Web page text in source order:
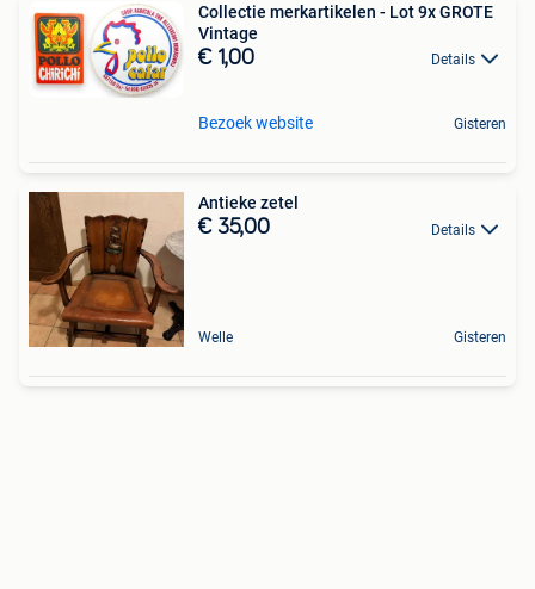
Collectie merkartikelen - Lot 9x GROTE
Vintage
€ 1,00 Details
Bezoek website Gisteren
Antieke zetel
€ 35,00 Details
Welle Gisteren